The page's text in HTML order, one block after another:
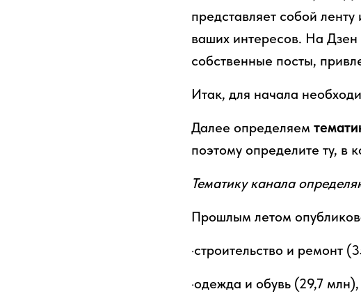
представляет собой
ваших интересов. На Дзен
собственные посты,
Итак, для начала
Далее определяем
поэтому определите ту, в
Тематику канала
Прошлым летом
·строительство и ремонт
·одежда и обувь (29,7 млн),